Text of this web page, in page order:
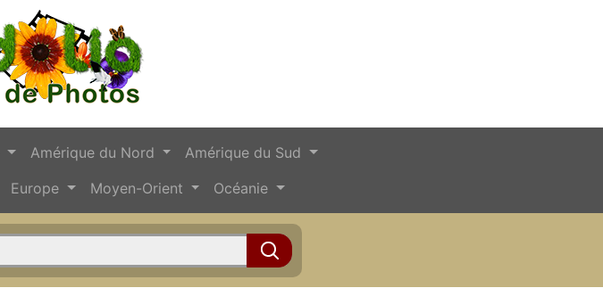
Amérique du Nord
Amérique du Sud
Europe Moyen-Orient Océanie